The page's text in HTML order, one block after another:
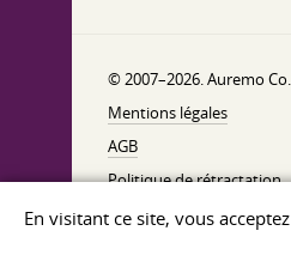
En visitant ce site, vous
© 2007–2026. Auremo
Mentions légales
AGB
Politique de rétractation
Politique de